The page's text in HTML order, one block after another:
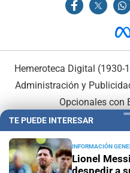
Hemeroteca Digital (1930-
Administración y
Opcionales con
TE PUEDE INTERESAR
INFORMACIÓN
Lionel
despedir a